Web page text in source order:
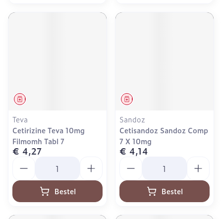
Geneesmiddel
Teva
Cetirizine Teva 10mg
Filmomh Tabl 7
€ 4,27
Bestel
Geneesmiddel
Sandoz
Cetisandoz Sandoz Comp
7 X 10mg
€ 4,14
Bestel